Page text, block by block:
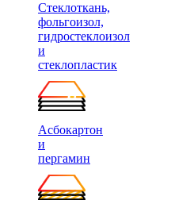
Стеклоткань,
фольгоизол,
гидростеклоизол
и
стеклопластик
Асбокартон
и
пергамин